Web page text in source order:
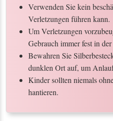
Verwenden Sie kein
Verletzungen führen kann.
Um Verletzungen
Gebrauch immer fest in
Bewahren Sie
dunklen Ort auf, um
Kinder sollten niemals
hantieren.